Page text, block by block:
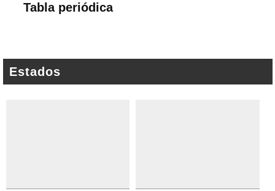
Tabla periódica
Estados